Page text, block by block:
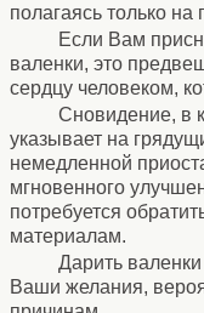
полагаясь только
Если Вам
валенки, это
сердцу человеком,
Сновидение, в
указывает на
немедленной
мгновенного
потребуется
материалам.
Дарить
Ваши желания,